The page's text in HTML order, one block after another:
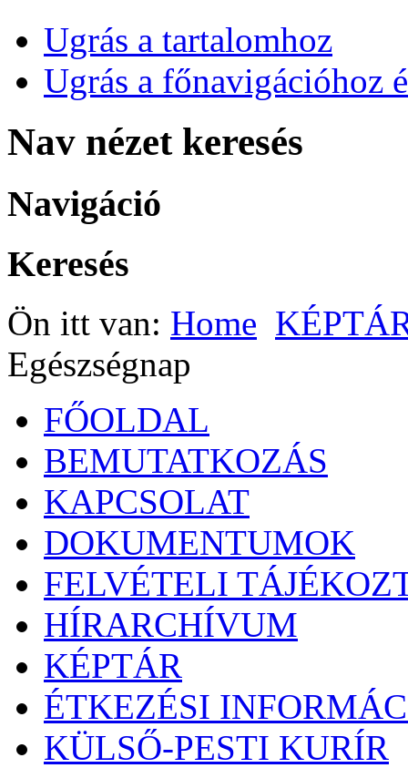
Ugrás a tartalomhoz
Ugrás a főnavigációhoz
Nav nézet keresés
Navigáció
Keresés
Ön itt van: Home
Egészségnap
FŐOLDAL
BEMUTATKOZÁS
KAPCSOLAT
DOKUMENTUMOK
FELVÉTELI
HÍRARCHÍVUM
KÉPTÁR
ÉTKEZÉSI
KÜLSŐ-PESTI KURÍR